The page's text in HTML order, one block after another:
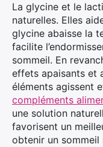
La glycine et le
naturelles. Elles
glycine abaisse la
facilite
sommeil. En
effets apaisants et
éléments agissent
compléments
une solution
favorisent un
obtenir un sommeil